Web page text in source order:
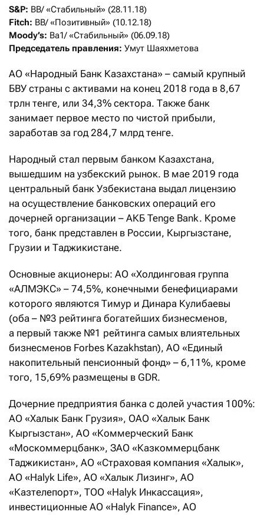
S&P:
Fitch:
Moody’s:
Председатель правления: Умут Шаяхметова
АО «Народный Банк Казахстана» – самый крупный
БВУ страны с активами на конец 2018 года в 8,67
трлн тенге, или 34,3% сектора. Также банк
занимает первое место по чистой прибыли,
заработав за год 284,7 млрд тенге.
Народный стал первым банком Казахстана,
вышедшим на узбекский рынок. В мае 2019 года
центральный банк Узбекистана выдал лицензию
на осуществление банковских операций его
дочерней организации – АКБ Tenge Bank. Кроме
того, банк представлен в России, Кыргызстане,
Грузии и Таджикистане.
Основные акционеры: АО «Холдинговая группа
«АЛМЭКС» – 74,5%, конечными бенефициарами
которого являются Тимур и Динара Кулибаевы
(оба – №3 рейтинга богатейших бизнесменов,
а первый также №1 рейтинга самых влиятельных
бизнесменов Forbes Kazakhstan), АО «Единый
накопительный пенсионный фонд» – 6,11%, кроме
того, 15,69% размещены в GDR.
Дочерние предприятия банка с долей участия 100%:
АО «Халык Банк Грузия», ОАО «Халык Банк
Кыргызстан», АО «Коммерческий Банк
«Москоммерцбанк», ЗАО «Казкоммерцбанк
Таджикистан», АО «Страховая компания «Халык»,
АО «Halyk Life», АО «Халык Лизинг», АО
«Казтелепорт», ТОО «Halyk Инкассация»,
инвестиционные АО «Halyk Finance», АО